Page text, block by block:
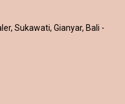
Sukawati, Gianyar, Bali -